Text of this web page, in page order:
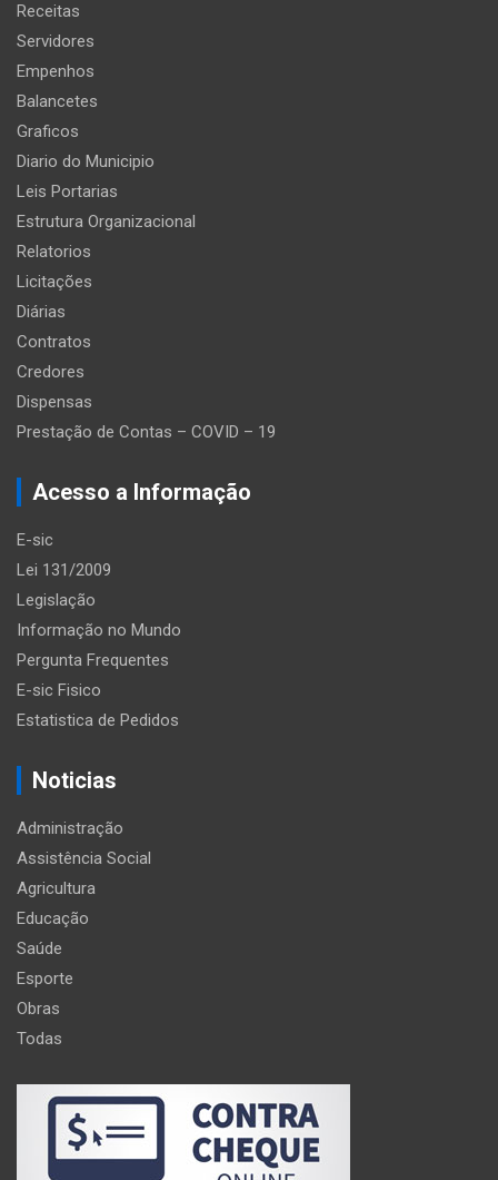
Receitas
Servidores
Empenhos
Balancetes
Graficos
Diario do Municipio
Leis Portarias
Estrutura Organizacional
Relatorios
Licitações
Diárias
Contratos
Credores
Dispensas
Prestação de Contas – COVID – 19
Acesso a Informação
E-sic
Lei 131/2009
Legislação
Informação no Mundo
Pergunta Frequentes
E-sic Fisico
Estatistica de Pedidos
Noticias
Administração
Assistência Social
Agricultura
Educação
Saúde
Esporte
Obras
Todas